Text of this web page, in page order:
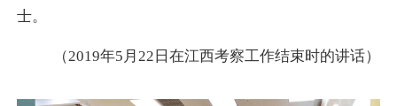
士。
（2019年5月22日在江西考察工作结束时的讲话）